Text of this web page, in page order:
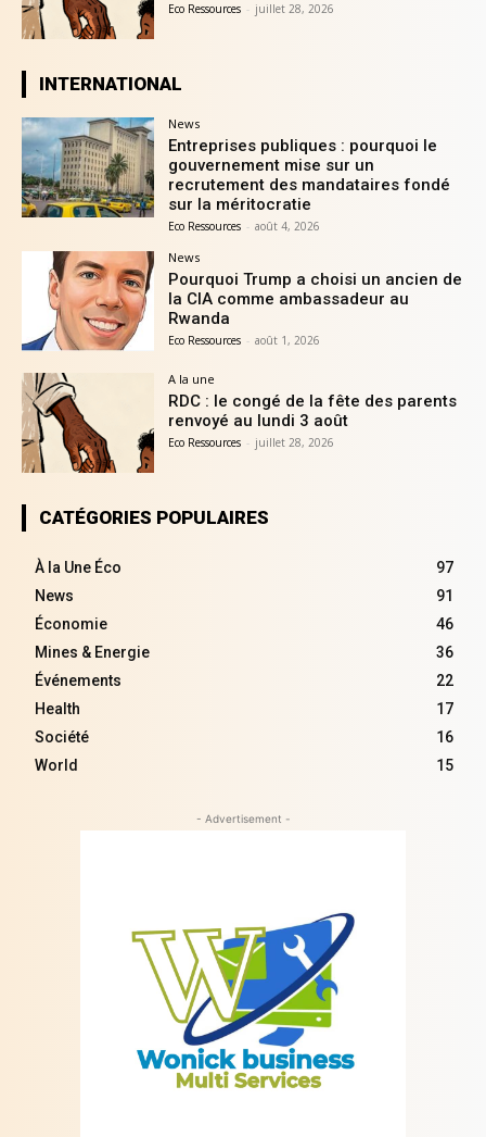
Eco Ressources - juillet 28, 2026
INTERNATIONAL
News
Entreprises publiques : pourquoi le
gouvernement mise sur un
recrutement des mandataires fondé
sur la méritocratie
Eco Ressources - août 4, 2026
News
Pourquoi Trump a choisi un ancien de
la CIA comme ambassadeur au
Rwanda
Eco Ressources - août 1, 2026
A la une
RDC : le congé de la fête des parents
renvoyé au lundi 3 août
Eco Ressources - juillet 28, 2026
CATÉGORIES POPULAIRES
À la Une Éco
97
News
91
Économie
46
Mines & Energie
36
Événements
22
Health
17
Société
16
World
15
- Advertisement -